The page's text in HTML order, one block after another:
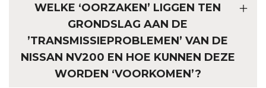
WELKE ‘OORZAKEN’ LIGGEN TEN
GRONDSLAG AAN DE
’TRANSMISSIEPROBLEMEN’ VAN DE
NISSAN NV200 EN HOE KUNNEN DEZE
WORDEN ‘VOORKOMEN’?